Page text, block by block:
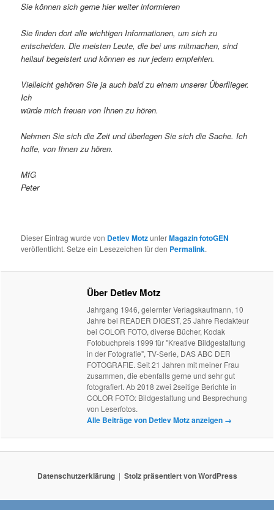
Sie können sich gerne hier weiter informieren
Sie finden dort alle wichtigen Informationen, um sich zu
entscheiden. Die meisten Leute, die bei uns mitmachen, sind
hellauf begeistert und können es nur jedem empfehlen.
Vielleicht gehören Sie ja auch bald zu einem unserer Überflieger.
Ich
würde mich freuen von Ihnen zu hören.
Nehmen Sie sich die Zeit und überlegen Sie sich die Sache. Ich
hoffe, von Ihnen zu hören.
MfG
Peter
Dieser Eintrag wurde von Detlev MotzunterMagazin fotoGEN
veröffentlicht. Setze ein Lesezeichen für den Permalink.
Über Detlev Motz
Jahrgang 1946, gelernter Verlagskaufmann, 10
Jahre bei READER DIGEST, 25 Jahre Redakteur
bei COLOR FOTO, diverse Bücher, Kodak
Fotobuchpreis 1999 für "Kreative Bildgestaltung
in der Fotografie", TV-Serie, DAS ABC DER
FOTOGRAFIE. Seit 21 Jahren mit meiner Frau
zusammen, die ebenfalls gerne und sehr gut
fotografiert. Ab 2018 zwei 2seitige Berichte in
COLOR FOTO: Bildgestaltung und Besprechung
von Leserfotos.
Alle Beiträge von Detlev Motz anzeigen →
Datenschutzerklärung Stolz präsentiert von WordPress